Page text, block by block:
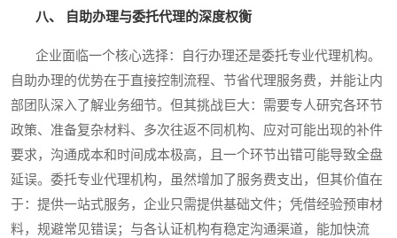
八、 自助办理与委托代理的深度权衡
企业面临一个核心选择：自行办理还是委托专业代理机构。
自助办理的优势在于直接控制流程、节省代理服务费，并能让内
部团队深入了解业务细节。但其挑战巨大：需要专人研究各环节
政策、准备复杂材料、多次往返不同机构、应对可能出现的补件
要求，沟通成本和时间成本极高，且一个环节出错可能导致全盘
延误。委托专业代理机构，虽然增加了服务费支出，但其价值在
于：提供一站式服务，企业只需提供基础文件；凭借经验预审材
料，规避常见错误；与各认证机构有稳定沟通渠道，能加快流